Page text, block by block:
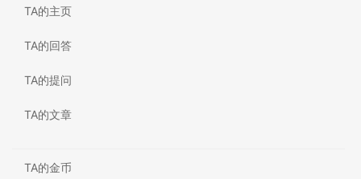
TA的主页
TA的回答
TA的提问
TA的文章
TA的金币